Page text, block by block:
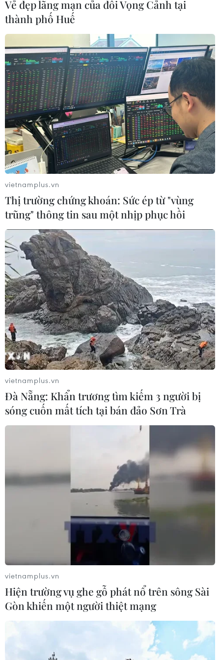
cơ sở để kỳ vọng vào nền thể thao nước nhà sẽ chuyển
mình vươn ra “biển lớn” thời gian tới.
Vẻ đẹp lãng mạn của đồi Vọng Cảnh tại
thành phố Huế
vietnamplus.vn
Thị trường chứng khoán: Sức ép từ "vùng
trũng" thông tin sau một nhịp phục hồi
vietnamplus.vn
Đà Nẵng: Khẩn trương tìm kiếm 3 người bị
sóng cuốn mất tích tại bán đảo Sơn Trà
vietnamplus.vn
Hiện trường vụ ghe gỗ phát nổ trên sông Sài
Gòn khiến một người thiệt mạng